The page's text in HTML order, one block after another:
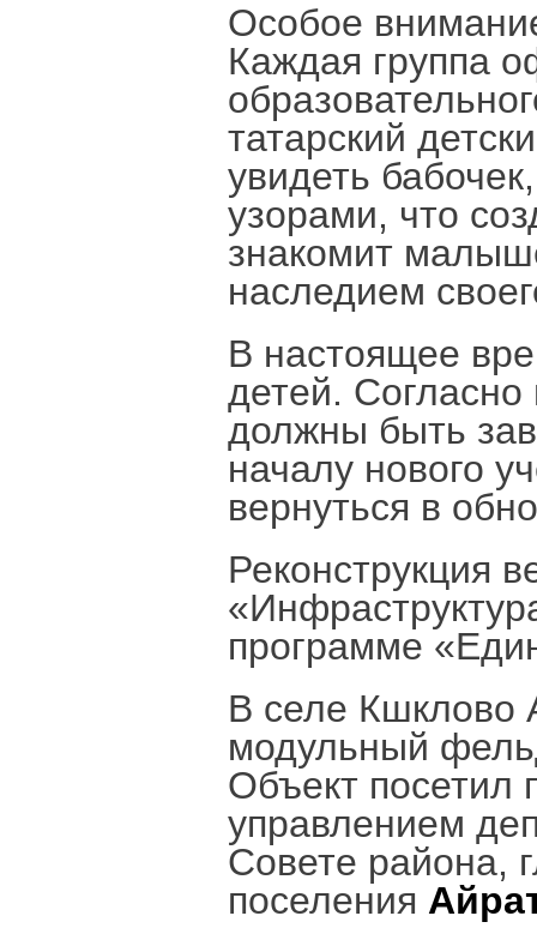
Особое
Каждая группа
татарский
увидеть
узорами, что
знакомит
наследием
В настоящее
детей.
должны быть
началу нового
вернуться в
Реконструкция
программе
В селе Кшклово
модульный
Объект посетил
управлением
Совете района,
поселения